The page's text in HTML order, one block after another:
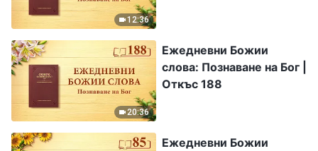
12:36
20:36
Ежедневни Божии
слова: Познаване на Бог |
Откъс 188
Ежедневни Божии